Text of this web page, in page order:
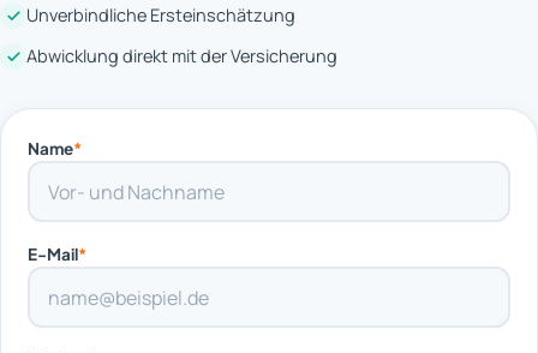
Unverbindliche Ersteinschätzung
Abwicklung direkt mit der Versicherung
Name*
E-Mail*